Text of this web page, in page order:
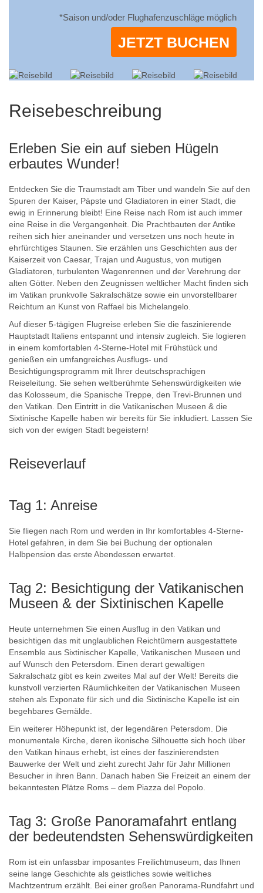
*Saison und/oder Flughafenzuschläge möglich
JETZT BUCHEN
Reisebeschreibung
Erleben Sie ein auf sieben Hügeln
erbautes Wunder!
Entdecken Sie die Traumstadt am Tiber und wandeln Sie auf den
Spuren der Kaiser, Päpste und Gladiatoren in einer Stadt, die
ewig in Erinnerung bleibt! Eine Reise nach Rom ist auch immer
eine Reise in die Vergangenheit. Die Prachtbauten der Antike
reihen sich hier aneinander und versetzen uns noch heute in
ehrfürchtiges Staunen. Sie erzählen uns Geschichten aus der
Kaiserzeit von Caesar, Trajan und Augustus, von mutigen
Gladiatoren, turbulenten Wagenrennen und der Verehrung der
alten Götter. Neben den Zeugnissen weltlicher Macht finden sich
im Vatikan prunkvolle Sakralschätze sowie ein unvorstellbarer
Reichtum an Kunst von Raffael bis Michelangelo.
Auf dieser 5-tägigen Flugreise erleben Sie die faszinierende
Hauptstadt Italiens entspannt und intensiv zugleich. Sie logieren
in einem komfortablen 4-Sterne-Hotel mit Frühstück und
genießen ein umfangreiches Ausflugs- und
Besichtigungsprogramm mit Ihrer deutschsprachigen
Reiseleitung. Sie sehen weltberühmte Sehenswürdigkeiten wie
das Kolosseum, die Spanische Treppe, den Trevi-Brunnen und
den Vatikan. Den Eintritt in die Vatikanischen Museen & die
Sixtinische Kapelle haben wir bereits für Sie inkludiert. Lassen Sie
sich von der ewigen Stadt begeistern!
Reiseverlauf
Tag 1: Anreise
Sie fliegen nach Rom und werden in Ihr komfortables 4-Sterne-
Hotel gefahren, in dem Sie bei Buchung der optionalen
Halbpension das erste Abendessen erwartet.
Tag 2: Besichtigung der Vatikanischen
Museen & der Sixtinischen Kapelle
Heute unternehmen Sie einen Ausflug in den Vatikan und
besichtigen das mit unglaublichen Reichtümern ausgestattete
Ensemble aus Sixtinischer Kapelle, Vatikanischen Museen und
auf Wunsch den Petersdom. Einen derart gewaltigen
Sakralschatz gibt es kein zweites Mal auf der Welt! Bereits die
kunstvoll verzierten Räumlichkeiten der Vatikanischen Museen
stehen als Exponate für sich und die Sixtinische Kapelle ist ein
begehbares Gemälde.
Ein weiterer Höhepunkt ist, der legendären Petersdom. Die
monumentale Kirche, deren ikonische Silhouette sich hoch über
den Vatikan hinaus erhebt, ist eines der faszinierendsten
Bauwerke der Welt und zieht zurecht Jahr für Jahr Millionen
Besucher in ihren Bann. Danach haben Sie Freizeit an einem der
bekanntesten Plätze Roms – dem Piazza del Popolo.
Tag 3: Große Panoramafahrt entlang
der bedeutendsten Sehenswürdigkeiten
Rom ist ein unfassbar imposantes Freilichtmuseum, das Ihnen
seine lange Geschichte als geistliches sowie weltliches
Machtzentrum erzählt. Bei einer großen Panorama-Rundfahrt und